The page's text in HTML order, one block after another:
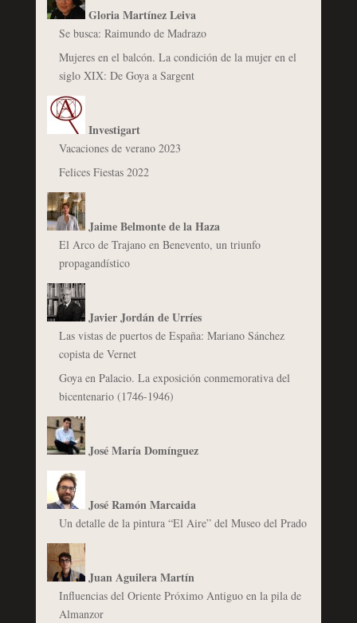
Gloria Martínez Leiva
Se busca: Raimundo de Madrazo
Mujeres en el balcón. La condición de la mujer en el
siglo XIX: De Goya a Sargent
Investigart
Vacaciones de verano 2023
Felices Fiestas 2022
Jaime Belmonte de la Haza
El Arco de Trajano en Benevento, un triunfo
propagandístico
Javier Jordán de Urríes
Las vistas de puertos de España: Mariano Sánchez
copista de Vernet
Goya en Palacio. La exposición conmemorativa del
bicentenario (1746-1946)
José María Domínguez
José Ramón Marcaida
Un detalle de la pintura “El Aire” del Museo del Prado
Juan Aguilera Martín
Influencias del Oriente Próximo Antiguo en la pila de
Almanzor